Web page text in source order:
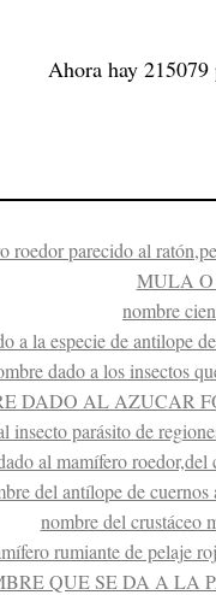
Ahora hay 215079
roedor parecido al
MULA O
nombre
a la especie de antilope
dado a los insectos
DADO AL AZUCAR
insecto parásito de
al mamífero
del antílope de
nombre del crustáceo
rumiante de pelaje
QUE SE DA A LA